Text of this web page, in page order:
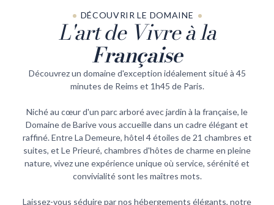
DÉCOUVRIR LE DOMAINE
L'art de Vivre à la
Française
Découvrez un domaine d'exception idéalement situé à 45
minutes de Reims et 1h45 de Paris.
Niché au cœur d'un parc arboré avec jardin à la française, le
Domaine de Barive vous accueille dans un cadre élégant et
raffiné. Entre La Demeure, hôtel 4 étoiles de 21 chambres et
suites, et Le Prieuré, chambres d'hôtes de charme en pleine
nature, vivez une expérience unique où service, sérénité et
convivialité sont les maîtres mots.
Laissez-vous séduire par nos hébergements élégants, notre